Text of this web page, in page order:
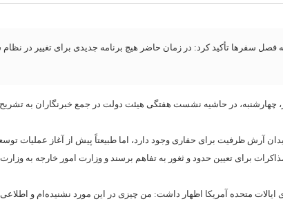
سفرها تأکید کرد: در زمان حاضر هیچ برنامه جدیدی برای تغییر در نظام
چهارشنبه، در حاشیه نشست هفتگی هیئت دولت در جمع خبرنگاران به
آرش ظرفیت برای حفاری وجود دارد، اما طبیعتاً پیش از آغاز عملیات
برای تعیین حدود و ثغور به تفاهم برسند و وزارت امور خارجه به وزارت
متحده آمریکا اظهار داشت: من چیزی در این مورد نشنیده‌ام و اطلاعی